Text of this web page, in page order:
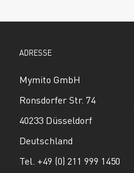
ADRESSE
Mymito GmbH
Ronsdorfer Str. 74
40233 Düsseldorf
Deutschland
Tel. +49 (0) 211 999 1450